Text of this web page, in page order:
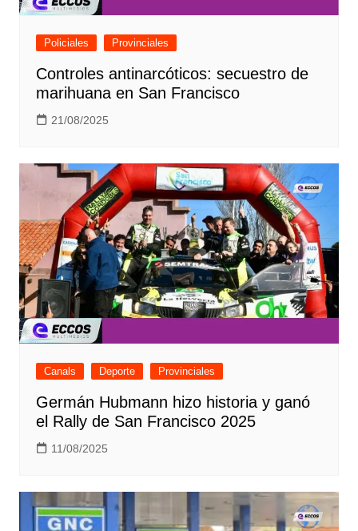
Policiales Provinciales
Controles antinarcóticos: secuestro de
marihuana en San Francisco
21/08/2025
Canals Deporte Provinciales
Germán Hubmann hizo historia y ganó
el Rally de San Francisco 2025
11/08/2025